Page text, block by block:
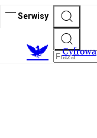
Serwisy
Cyfrowa